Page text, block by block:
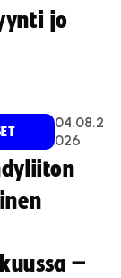
jo
04.08.2
026
–